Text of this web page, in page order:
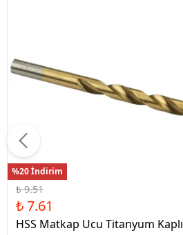
%20 İndirim
₺ 9.51
₺ 7.61
HSS Matkap Ucu Titanyum Kaplı